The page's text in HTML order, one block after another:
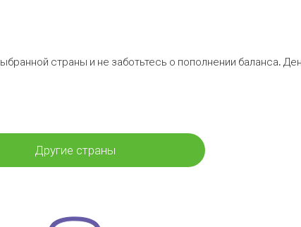
страны и не заботьтесь о пополнении баланса.
Другие страны